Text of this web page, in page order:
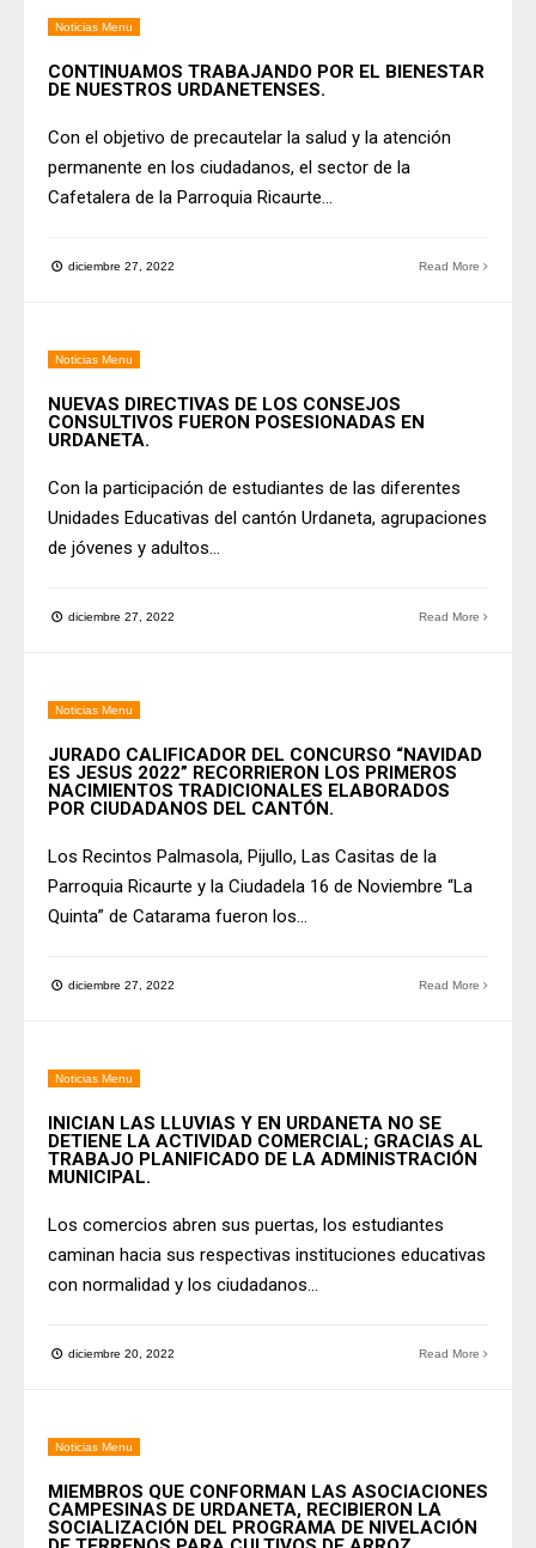
Noticias Menu
CONTINUAMOS TRABAJANDO POR EL BIENESTAR
DE NUESTROS URDANETENSES.
Con el objetivo de precautelar la salud y la atención
permanente en los ciudadanos, el sector de la
Cafetalera de la Parroquia Ricaurte...
diciembre 27, 2022 Read More
Noticias Menu
NUEVAS DIRECTIVAS DE LOS CONSEJOS
CONSULTIVOS FUERON POSESIONADAS EN
URDANETA.
Con la participación de estudiantes de las diferentes
Unidades Educativas del cantón Urdaneta, agrupaciones
de jóvenes y adultos...
diciembre 27, 2022 Read More
Noticias Menu
JURADO CALIFICADOR DEL CONCURSO “NAVIDAD
ES JESUS 2022” RECORRIERON LOS PRIMEROS
NACIMIENTOS TRADICIONALES ELABORADOS
POR CIUDADANOS DEL CANTÓN.
Los Recintos Palmasola, Pijullo, Las Casitas de la
Parroquia Ricaurte y la Ciudadela 16 de Noviembre “La
Quinta” de Catarama fueron los...
diciembre 27, 2022 Read More
Noticias Menu
INICIAN LAS LLUVIAS Y EN URDANETA NO SE
DETIENE LA ACTIVIDAD COMERCIAL; GRACIAS AL
TRABAJO PLANIFICADO DE LA ADMINISTRACIÓN
MUNICIPAL.
Los comercios abren sus puertas, los estudiantes
caminan hacia sus respectivas instituciones educativas
con normalidad y los ciudadanos...
diciembre 20, 2022 Read More
Noticias Menu
MIEMBROS QUE CONFORMAN LAS ASOCIACIONES
CAMPESINAS DE URDANETA, RECIBIERON LA
SOCIALIZACIÓN DEL PROGRAMA DE NIVELACIÓN